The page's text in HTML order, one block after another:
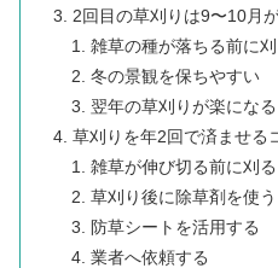
2回目の草刈りは9〜10月
雑草の種が落ちる前に刈
冬の景観を保ちやすい
翌年の草刈りが楽になる
草刈りを年2回で済ませる
雑草が伸び切る前に刈る
草刈り後に除草剤を使う
防草シートを活用する
業者へ依頼する